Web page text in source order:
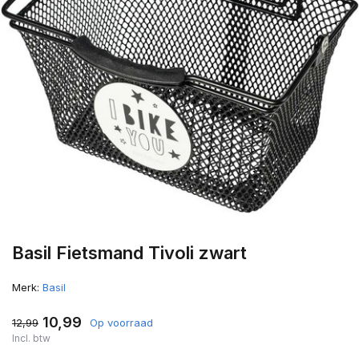
Basil Fietsmand Tivoli zwart
Merk: Basil
12,99 10,99 Op voorraad
Incl. btw